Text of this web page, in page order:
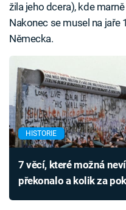
žila jeho dcera), kde
Nakonec se musel na
Německa.
HISTORIE
7 věcí, které možná
překonalo a kolik za